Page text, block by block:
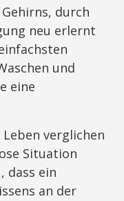
durch
neu erlernt
und
eine
verglichen
Situation
dass ein
an der